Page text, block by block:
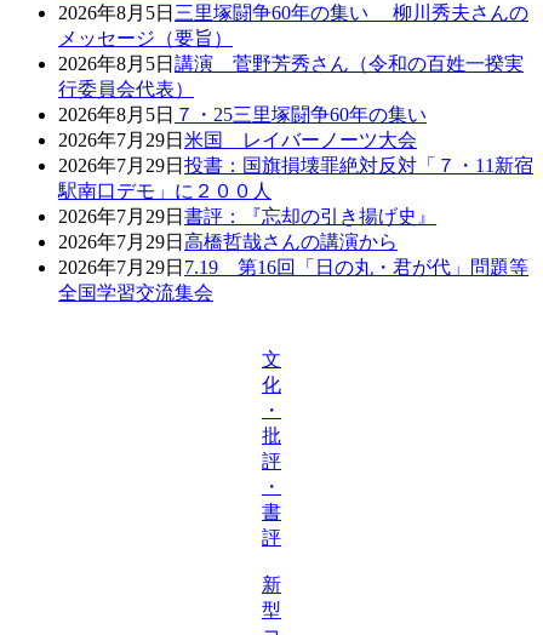
2026年8月5日 三里塚闘争60年の集い 柳川秀夫さんの
メッセージ（要旨）
2026年8月5日 講演 菅野芳秀さん（令和の百姓一揆実
行委員会代表）
2026年8月5日 ７・25三里塚闘争60年の集い
2026年7月29日 米国 レイバーノーツ大会
2026年7月29日 投書：国旗損壊罪絶対反対「７・11新宿
駅南口デモ」に２００人
2026年7月29日 書評：『忘却の引き揚げ史』
2026年7月29日 高橋哲哉さんの講演から
2026年7月29日 7.19 第16回「日の丸・君が代」問題等
全国学習交流集会
文
化
・
批
評
・
書
評
新
型